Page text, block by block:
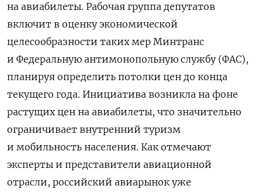
на авиабилеты. Рабочая группа депутатов
включит в оценку экономической
целесообразности таких мер Минтранс
и Федеральную антимонопольную службу (ФАС),
планируя определить потолки цен до конца
текущего года. Инициатива возникла на фоне
растущих цен на авиабилеты, что значительно
ограничивает внутренний туризм
и мобильность населения. Как отмечают
эксперты и представители авиационной
отрасли, российский авиарынок уже